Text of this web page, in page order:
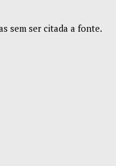
sem ser citada a fonte.